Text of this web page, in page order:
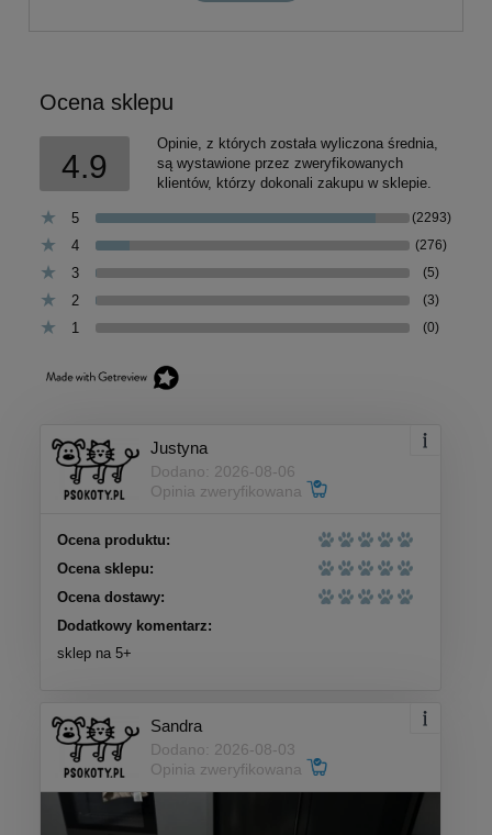
Ocena sklepu
4.9
Opinie, z których została wyliczona średnia,
są wystawione przez zweryfikowanych
klientów, którzy dokonali zakupu w sklepie.
5 (2293)
4 (276)
3 (5)
2 (3)
1 (0)
Justyna
Dodano: 2026-08-06
Opinia zweryfikowana
Ocena produktu:
Ocena sklepu:
Ocena dostawy:
Dodatkowy komentarz:
sklep na 5+
Sandra
Dodano: 2026-08-03
Opinia zweryfikowana